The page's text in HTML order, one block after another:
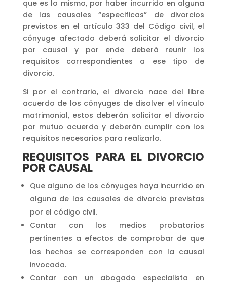
que es lo mismo, por haber incurrido en alguna
de las causales “especificas” de divorcios
previstos en el artículo 333 del Código civil, el
cónyuge afectado deberá solicitar el divorcio
por causal y por ende deberá reunir los
requisitos correspondientes a ese tipo de
divorcio.
Si por el contrario, el divorcio nace del libre
acuerdo de los cónyuges de disolver el vínculo
matrimonial, estos deberán solicitar el divorcio
por mutuo acuerdo y deberán cumplir con los
requisitos necesarios para realizarlo.
REQUISITOS PARA EL DIVORCIO
POR CAUSAL
Que alguno de los cónyuges haya incurrido en
alguna de las causales de divorcio previstas
por el código civil.
Contar con los medios probatorios
pertinentes a efectos de comprobar de que
los hechos se corresponden con la causal
invocada.
Contar con un abogado especialista en